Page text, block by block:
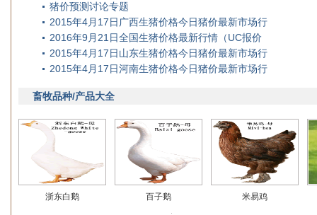
猪价预测讨论专题
2015年4月17日广西生猪价格今日猪价最新市场行
2016年9月21日全国生猪价格最新行情（UC报价
2015年4月17日山东生猪价格今日猪价最新市场行
2015年4月17日河南生猪价格今日猪价最新市场行
畜牧品种/产品大全
浙东白鹅 百子鹅 米易鸡